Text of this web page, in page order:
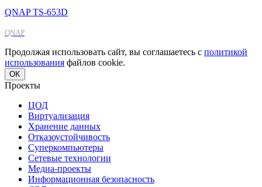
QNAP TS-653D
QNAP
Продолжая использовать сайт, вы соглашаетесь с политикой
использования файлов cookie.
OK
Проекты
ЦОД
Виртуализация
Хранение данных
Отказоустойчивость
Суперкомпьютеры
Сетевые технологии
Медиа-проекты
Информационная безопасность